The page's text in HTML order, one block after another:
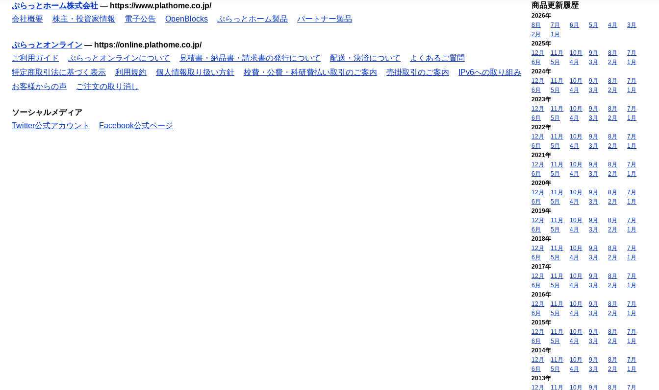
ぷらっとホーム株式会社 — https://www.plathome.co.jp/
会社概要
株主・投資家情報 電子公告 OpenBlocks ぷらっとホーム製品 パートナー製品
ぷらっとオンライン — https://online.plathome.co.jp/
ご利用ガイド
ぷらっとオンラインについて 見積書・納品書・請求書の発行について 配送・決済について
よくあるご質問
特定商取引法に基づく表示
利用規約 個人情報取り扱い方針 校費・公費・科研費払い取引のご案内 売掛取引のご案内
IPv6への取り組み
お客様からの声
ご注文の取り消し
ソーシャルメディア
Twitter公式アカウント
Facebook公式ページ
商品更新履歴
2026年
8月
7月 6月 5月 4月
3月
2月
1月
2025年
12月
11月 10月 9月 8月
7月
6月
5月 4月 3月 2月
1月
2024年
12月
11月 10月 9月 8月
7月
6月
5月 4月 3月 2月
1月
2023年
12月
11月 10月 9月 8月
7月
6月
5月 4月 3月 2月
1月
2022年
12月
11月 10月 9月 8月
7月
6月
5月 4月 3月 2月
1月
2021年
12月
11月 10月 9月 8月
7月
6月
5月 4月 3月 2月
1月
2020年
12月
11月 10月 9月 8月
7月
6月
5月 4月 3月 2月
1月
2019年
12月
11月 10月 9月 8月
7月
6月
5月 4月 3月 2月
1月
2018年
12月
11月 10月 9月 8月
7月
6月
5月 4月 3月 2月
1月
2017年
12月
11月 10月 9月 8月
7月
6月
5月 4月 3月 2月
1月
2016年
12月
11月 10月 9月 8月
7月
6月
5月 4月 3月 2月
1月
2015年
12月
11月 10月 9月 8月
7月
6月
5月 4月 3月 2月
1月
2014年
12月
11月 10月 9月 8月
7月
6月
5月 4月 3月 2月
1月
2013年
12月
11月 10月 9月 8月 7月